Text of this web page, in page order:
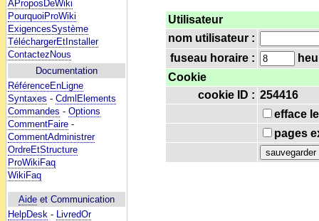
AProposDeWiki
PourquoiProWiki
ExigencesSystème
TéléchargerEtInstaller
ContactezNous
Documentation
RéférenceEnLigne
Syntaxes - CdmlElements
Commandes - Options
CommentFaire -
CommentAdministrer
OrdreEtStructure
ProWikiFaq
WikiFaq
Aide et Communication
HelpDesk - LivredOr
Utilisateur
nom utilisateur :
fuseau horaire :
Cookie
cookie ID : 254416
efface
pages